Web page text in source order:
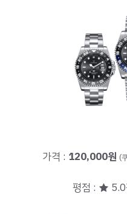
가격 : 120,000원 (
평점 : ★ 5.0